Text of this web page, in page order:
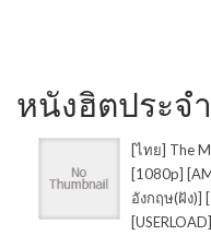
หนังฮิตประจ
[ไทย] The
[1080p]
อังกฤษ(ฝัง)]
[USERLOAD]